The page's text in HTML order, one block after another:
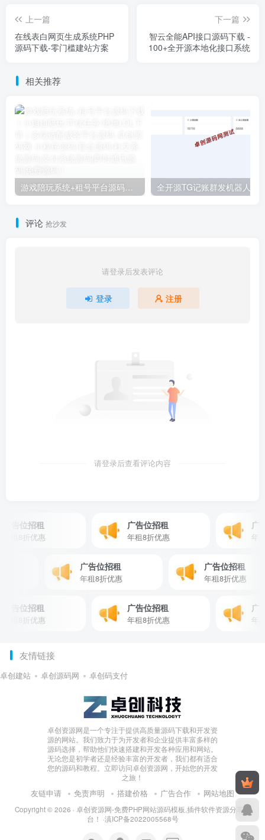
上一篇
在线表白网页生成系统PHP
源码下载-零门槛建站方案
下一篇
智云全能API接口源码下载 -
100+全开源本地化接口系统
相关推荐
游戏陪玩系统+租号平台源码下载｜小姐姐陪玩/声优任务/绝地LOL下单｜多端适配威客平台源码
评论 抢沙发
请登录后发表评论
登录 注册
请登录后查看评论内容
位招租
8折优惠
广告位招租
年租8折优惠
广告
年租8
广告位招租
年租8折优惠
广告位招租
年租8折优惠
位招租
8折优惠
广告位招租
年租8折优惠
广告
年租8
友情链接
卓创建站 卓创源码网 卓创码支付
卓创资源网是一个专注于提供高质量源码下载和开发资
源的网站。我们致力于为开发者和企业提供丰富多样的
源码选择，帮助他们快速搭建和开发各种应用和网站。
无论您是初学者还是经验丰富的开发者，我们都有适合
您的源码和教程。立即访问卓创资源网，开始您的开发
之旅！
友链申请 免责声明 搭建价格 广告合作 网站地图
Copyright © 2026 · 卓创资源网-免费PHP网站源码模板,插件软件资源分享平
台！ ·滇ICP备2022005568号